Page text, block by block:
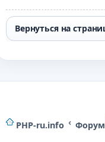
Вернуться на
PHP-ru.info Форум